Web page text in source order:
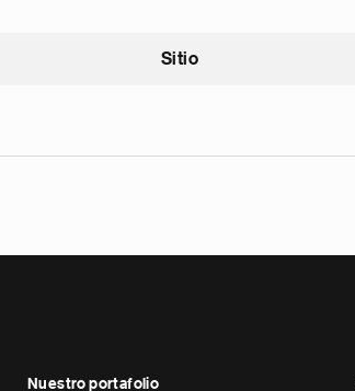
Sitio
Nuestro portafolio